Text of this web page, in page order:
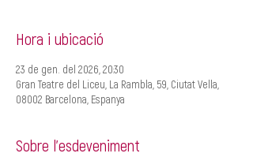
Hora i ubicació
23 de gen. del 2026, 20:30
Gran Teatre del Liceu, La Rambla, 59, Ciutat Vella,
08002 Barcelona, Espanya
Sobre l'esdeveniment